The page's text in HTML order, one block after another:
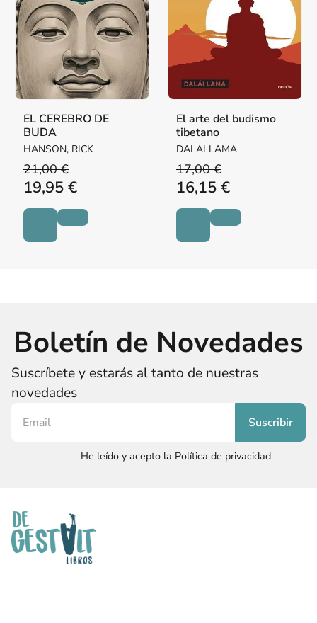
EL CEREBRO DE
BUDA
HANSON, RICK
21,00 €
19,95 €
El arte del budismo
tibetano
DALAI LAMA
17,00 €
16,15 €
Boletín de Novedades
Suscríbete y estarás al tanto de nuestras
novedades
He leído y acepto la Política de privacidad